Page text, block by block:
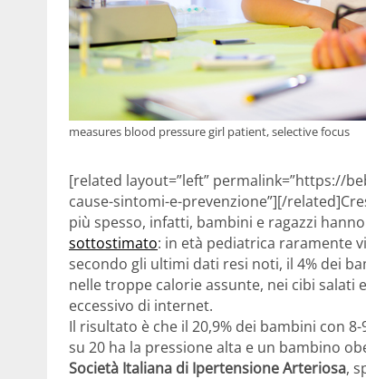
measures blood pressure girl patient, selective focus
[related layout=”left” permalink=”https://
cause-sintomi-e-prevenzione”][/
più spesso, infatti, bambini e ragazzi
sottostimato: in età pediatrica raramente
secondo gli ultimi dati resi noti, il 4% dei
nelle troppe calorie assunte, nei cibi salati
eccessivo di internet.
Il risultato è che il 20,9% dei bambini con
su 20 ha la pressione alta e un bambino
Società Italiana di Ipertensione Arteriosa,